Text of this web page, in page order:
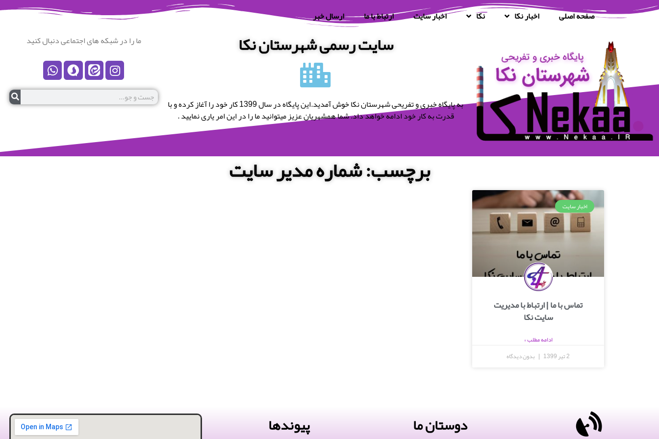
صفحه اصلی اخبار نکا نکا اخبار سایت ارتباط با ما ارسال خبر
سایت رسمی شهرستان نکا
به پایگاه خبری و تفریحی شهرستان نکا خوش آمدید.این پایگاه در سال 1399 کار خود را آغاز کرده و با
قدرت به کار خود ادامه خواهد داد. شما همشهریان عزیز میتوانید ما را در این امر یاری نمایید .
ما را در شبکه های اجتماعی دنبال کنید
برچسب: شماره مدیر سایت
اخبار سایت
تماس با ما | ارتباط با مدیریت
سایت نکا
ادامه مطلب »
2 تیر 1399
بدون دیدگاه
دوستان ما پیوندها